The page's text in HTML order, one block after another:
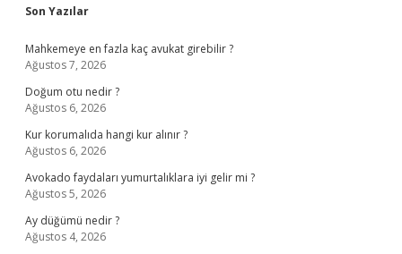
Sidebar
Son Yazılar
Mahkemeye en fazla kaç avukat girebilir ?
Ağustos 7, 2026
Doğum otu nedir ?
Ağustos 6, 2026
Kur korumalıda hangi kur alınır ?
Ağustos 6, 2026
Avokado faydaları yumurtalıklara iyi gelir mi ?
Ağustos 5, 2026
Ay düğümü nedir ?
Ağustos 4, 2026